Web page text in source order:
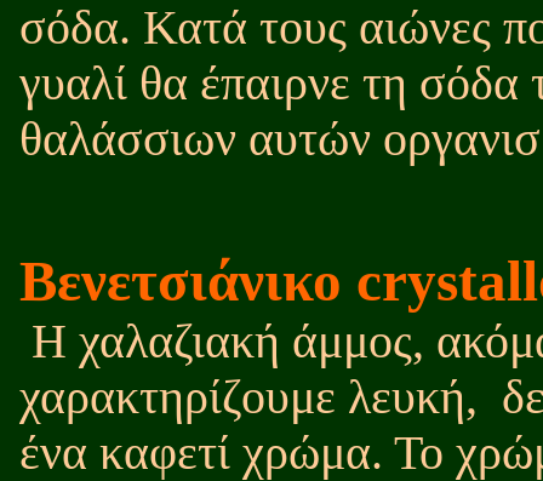
σόδα. Κατά τους αιώνες
γυαλί θα έπαιρνε τη
θαλάσσιων αυτών
Βενετσιάνικο
H χαλαζιακή άμμος,
χαρακτηρίζουμε λευκή,
ένα καφετί χρώμα. Το